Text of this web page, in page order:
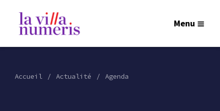
Menu
Accueil Actualité Agenda